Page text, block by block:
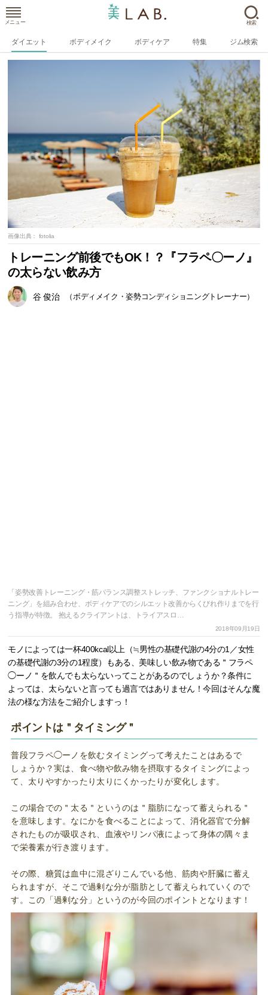
メニュー 検索
ダイエット ボディメイク ボディケア 特集 ジム検索
画像出典： fotolia
トレーニング前後でもOK！？『フラペ〇ーノ』
の太らない飲み方
谷 俊治 （ボディメイク・姿勢コンディショニングトレーナー）
「姿勢改善トレーニング・筋バランス調整ストレッチ、ファンクショナルトレー
ニング」を組み合わせ、ボディケアでのシルエット改善からくびれ作りまでを行
う指導が特徴。 抱えるクライアントは、トライアスロ…
2018年09月19日
モノによっては一杯400kcal以上（≒男性の基礎代謝の4分の1／女性
の基礎代謝の3分の1程度）もある、美味しい飲み物である＂フラペ
◯ーノ＂を飲んでも太らないってことがあるのでしょうか？条件に
よっては、太らないと言っても過言ではありません！今回はそんな魔
法の様な方法をご紹介しますっ！
ポイントは＂タイミング＂
普段フラペ◯ーノを飲むタイミングって考えたことはあるで
しょうか？実は、食べ物や飲み物を摂取するタイミングによっ
て、太りやすかったり太りにくかったりが変化します。
この場合での＂太る＂というのは＂脂肪になって蓄えられる＂
を意味します。なにかを食べることによって、消化器官で分解
されたものが吸収され、血液やリンパ液によって身体の隅々ま
で栄養素が行き渡ります。
その際、糖質は血中に混ざりこんでいる他、筋肉や肝臓に蓄え
られますが、そこで過剰な分が脂肪として蓄えられていくので
す。この「過剰な分」というのが今回のポイントとなります！